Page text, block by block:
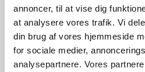
annoncer, til at vise dig
at analysere vores trafik. Vi
din brug af vores hjemmeside
for sociale medier,
analysepartnere. Vores